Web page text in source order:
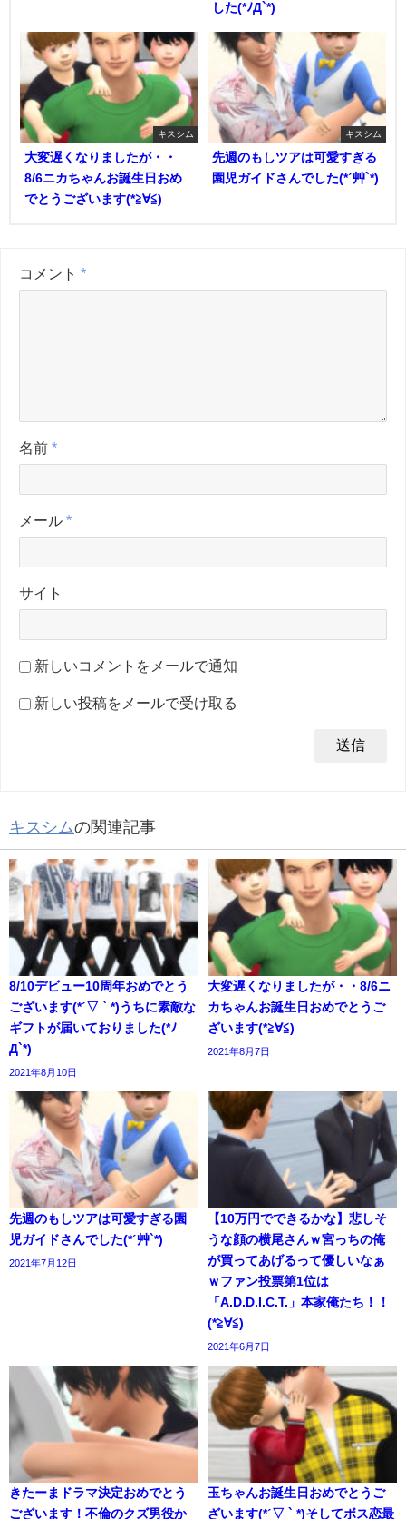
した(*ﾉД`*)
キスシム
大変遅くなりましたが・・
8/6ニカちゃんお誕生日おめ
でとうございます(*≧∀≦)
キスシム
先週のもしツアは可愛すぎる
園児ガイドさんでした(*ˊ艸`*)
コメント *
名前 *
メール *
サイト
新しいコメントをメールで通知
新しい投稿をメールで受け取る
キスシムの関連記事
8/10デビュー10周年おめでとう
ございます(*ˊ▽ ` *)うちに素敵な
ギフトが届いておりました(*ﾉ
Д`*)
2021年8月10日
大変遅くなりましたが・・8/6ニ
カちゃんお誕生日おめでとうご
ざいます(*≧∀≦)
2021年8月7日
先週のもしツアは可愛すぎる園
児ガイドさんでした(*ˊ艸`*)
2021年7月12日
【10万円でできるかな】悲しそ
うな顔の横尾さんｗ宮っちの俺
が買ってあげるって優しいなぁ
ｗファン投票第1位は
「A.D.D.I.C.T.」本家俺たち！！
(*≧∀≦)
2021年6月7日
きたーまドラマ決定おめでとう
ございます！不倫のクズ男役か
玉ちゃんお誕生日おめでとうご
ざいます(*ˊ▽ ` *)そしてボス恋最